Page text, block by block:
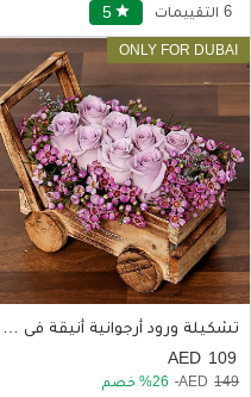
5 star 6 التقييمات
تشكيلة ورود أرجوانية أنيقة فى عربة خشبية
109
149
26 خصم